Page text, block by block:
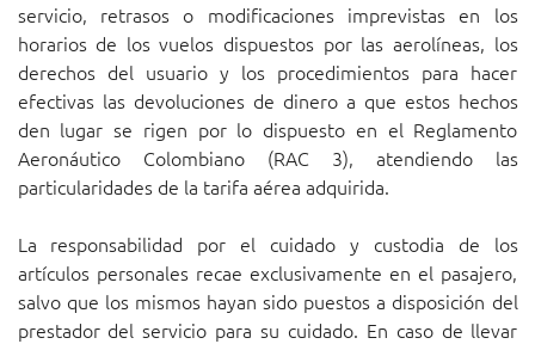
servicio, retrasos o modificaciones imprevistas en los
horarios de los vuelos dispuestos por las aerolíneas, los
derechos del usuario y los procedimientos para hacer
efectivas las devoluciones de dinero a que estos hechos
den lugar se rigen por lo dispuesto en el Reglamento
Aeronáutico Colombiano (RAC 3), atendiendo las
particularidades de la tarifa aérea adquirida.
La responsabilidad por el cuidado y custodia de los
artículos personales recae exclusivamente en el pasajero,
salvo que los mismos hayan sido puestos a disposición del
prestador del servicio para su cuidado. En caso de llevar